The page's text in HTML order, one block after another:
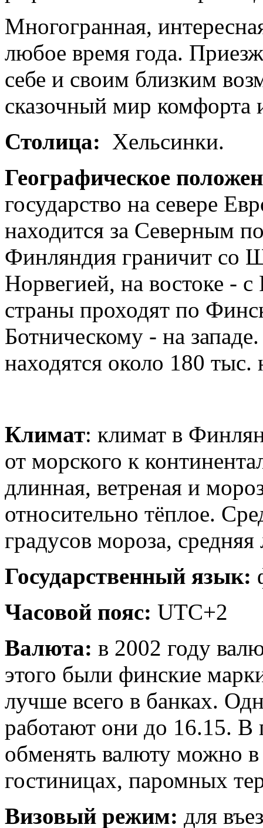
Многогранная,
любое время года.
себе и своим близким
сказочный мир комфорта
Столица: Хельсинки.
Географическое
государство на севере
находится за Северным
Финляндия граничит со
Норвегией, на востоке -
страны проходят по
Ботническому - на
находятся около 180
Климат: климат в
от морского к
длинная, ветреная и
относительно тёплое.
градусов мороза,
Государственный язык:
Часовой пояс: UTC+2
Валюта: в 2002 году
этого были финские
лучше всего в банках.
работают они до 16.15. В
обменять валюту можно
гостиницах, паромных
Визовый режим: для